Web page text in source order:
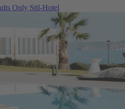
Only Stil-Hotel